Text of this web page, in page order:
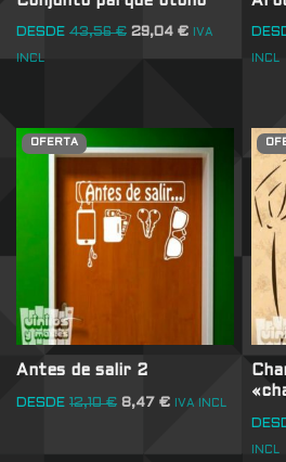
DESDE 43,56€ 29,04 € IVA
INCL INCL
OFERTA
Antes de salir 2
DESDE 12,10€ 8,47 € IVA INCL
INCL